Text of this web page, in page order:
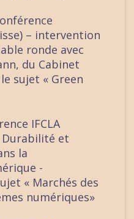
– intervention
ronde avec
du Cabinet
sujet « Green
IFCLA
Durabilité et
la
-
« Marchés des
numériques»